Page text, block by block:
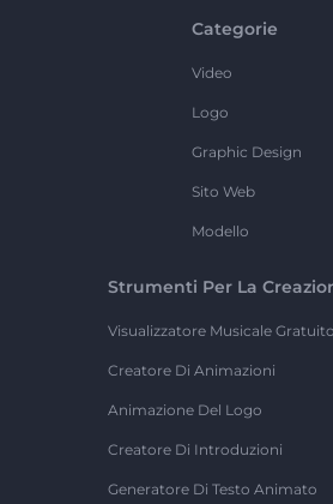
Categorie
Video
Logo
Graphic Design
Sito Web
Modello
Strumenti Per La
Visualizzatore Musicale Gratuito
Creatore Di Animazioni
Animazione Del Logo
Creatore Di Introduzioni
Generatore Di Testo Animato